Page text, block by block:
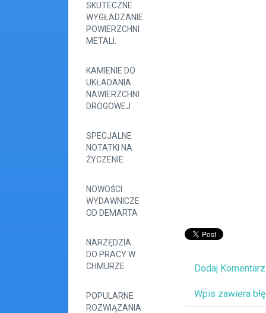
SKUTECZNE
WYGŁADZANIE
POWIERZCHNI
METALI.
KAMIENIE DO
UKŁADANIA
NAWIERZCHNI
DROGOWEJ
SPECJALNE
NOTATKI NA
ŻYCZENIE
NOWOŚCI
WYDAWNICZE
OD DEMARTA
NARZĘDZIA
DO PRACY W
CHMURZE
POPULARNE
ROZWIĄZANIA
Dodaj Komentarz
Wpis zawiera